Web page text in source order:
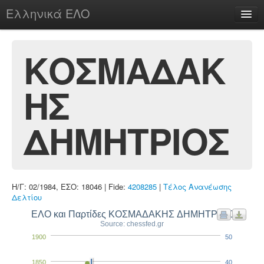
Ελληνικά ΕΛΟ
chesstu.be @ discord
Login
ΚΟΣΜΑΔΑΚ
ΗΣ
ΔΗΜΗΤΡΙΟΣ
Η/Γ: 02/1984, ΕΣΟ: 18046 | Fide: 4208285 | Τέλος Ανανέωσης
Δελτίου
ΕΛΟ και Παρτίδες ΚΟΣΜΑΔΑΚΗΣ ΔΗΜΗΤΡΙΟΣ
Source: chessfed.gr
1850
1900
40
50